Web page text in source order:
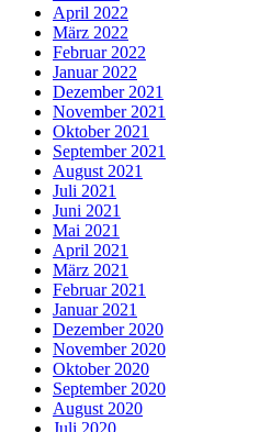
April 2022
März 2022
Februar 2022
Januar 2022
Dezember 2021
November 2021
Oktober 2021
September 2021
August 2021
Juli 2021
Juni 2021
Mai 2021
April 2021
März 2021
Februar 2021
Januar 2021
Dezember 2020
November 2020
Oktober 2020
September 2020
August 2020